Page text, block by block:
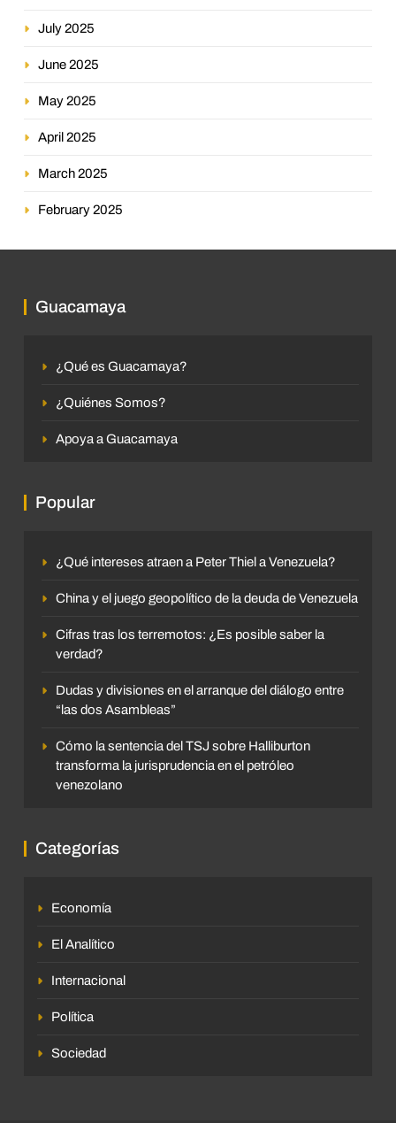
July 2025
June 2025
May 2025
April 2025
March 2025
February 2025
Guacamaya
¿Qué es Guacamaya?
¿Quiénes Somos?
Apoya a Guacamaya
Popular
¿Qué intereses atraen a Peter Thiel a Venezuela?
China y el juego geopolítico de la deuda de Venezuela
Cifras tras los terremotos: ¿Es posible saber la
verdad?
Dudas y divisiones en el arranque del diálogo entre
“las dos Asambleas”
Cómo la sentencia del TSJ sobre Halliburton
transforma la jurisprudencia en el petróleo
venezolano
Categorías
Economía
El Analítico
Internacional
Política
Sociedad